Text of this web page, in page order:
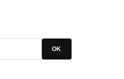
OK